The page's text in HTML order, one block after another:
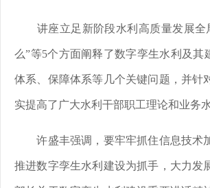
讲座立足新阶段水利高质量发展全
么”等5个方面阐释了数字孪生水利及其
体系、保障体系等几个关键问题，并针
实提高了广大水利干部职工理论和业务
许盛丰强调，要牢牢抓住信息技术
推进数字孪生水利建设为抓手，大力发